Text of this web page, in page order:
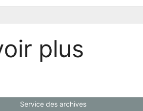
plus
Service des archives